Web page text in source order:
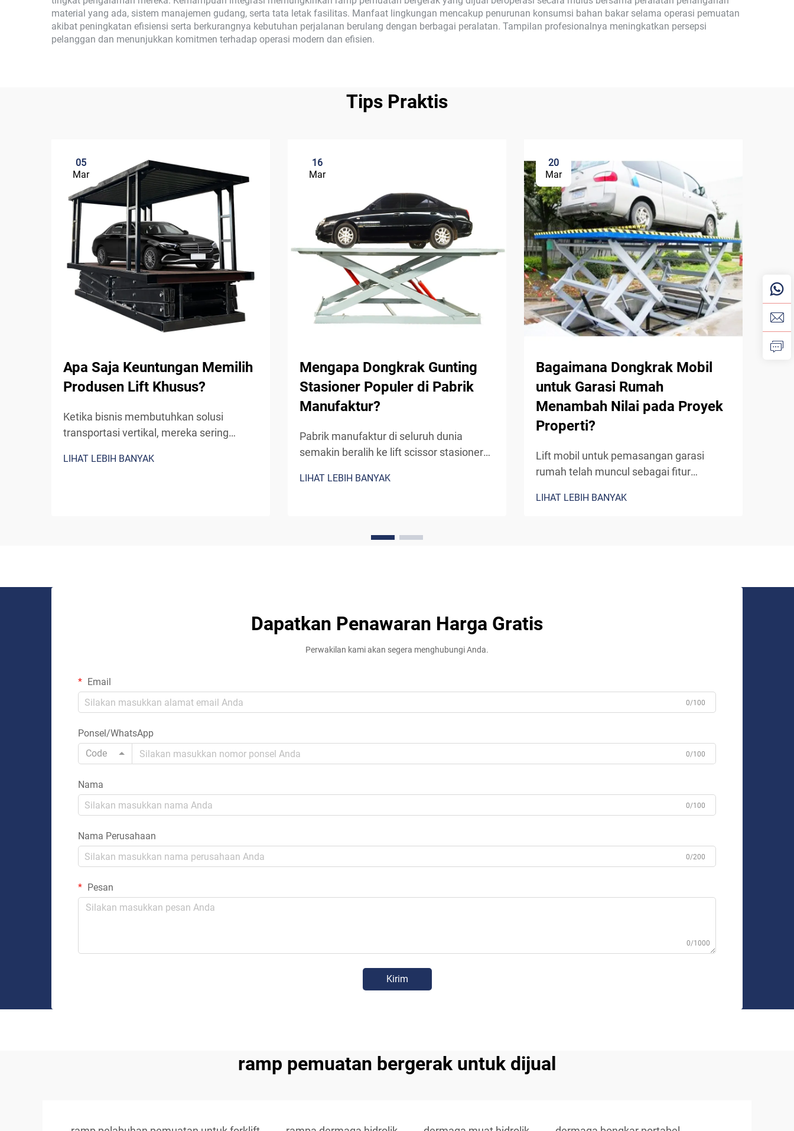
material yang ada, sistem manajemen gudang, serta tata letak fasilitas. Manfaat lingkungan mencakup penurunan konsumsi bahan bakar selama operasi pemuatan
akibat peningkatan efisiensi serta berkurangnya kebutuhan perjalanan berulang dengan berbagai peralatan. Tampilan profesionalnya meningkatkan persepsi
pelanggan dan menunjukkan komitmen terhadap operasi modern dan efisien.
Tips Praktis
05
Mar
Apa Saja Keuntungan Memilih
Produsen Lift Khusus?
Ketika bisnis membutuhkan solusi
transportasi vertikal, mereka sering
sistem lift standar siap pakai atau
LIHAT LEBIH BANYAK
16
Mar
Mengapa Dongkrak Gunting
Stasioner Populer di Pabrik
Manufaktur?
Pabrik manufaktur di seluruh dunia
semakin beralih ke lift scissor stasioner
kebutuhan penanganan material vertikal
LIHAT LEBIH BANYAK
20
Mar
Bagaimana Dongkrak Mobil
untuk Garasi Rumah
Menambah Nilai pada Proyek
Properti?
Lift mobil untuk pemasangan garasi
rumah telah muncul sebagai fitur
meningkatkan nilai properti di pasar real
LIHAT LEBIH BANYAK
Dapatkan Penawaran Harga Gratis
Perwakilan kami akan segera menghubungi Anda.
Email
0/100
Ponsel/WhatsApp
Code
0/100
Nama
0/100
Nama Perusahaan
0/200
Pesan
0/1000
Kirim
ramp pemuatan bergerak untuk dijual